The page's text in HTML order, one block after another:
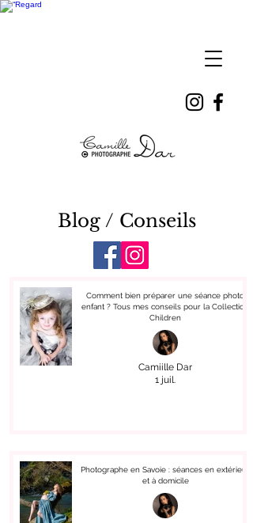
Blog / Conseils
Comment bien préparer une séance photo
enfant ? Tous mes conseils pour la Collection
Children
Camiille Dar
1 juil.
Photographe en Savoie : séances en extérieur
et à domicile